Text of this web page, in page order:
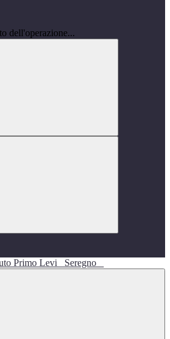
dell'operazione...
Primo Levi Seregno